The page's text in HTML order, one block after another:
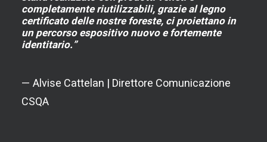
completamente riutilizzabili, grazie al legno
certificato delle nostre foreste, ci proiettano in
un percorso espositivo nuovo e fortemente
identitario.”
— Alvise Cattelan | Direttore Comunicazione
CSQA